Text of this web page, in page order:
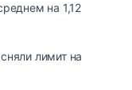
на 1,12
лимит на